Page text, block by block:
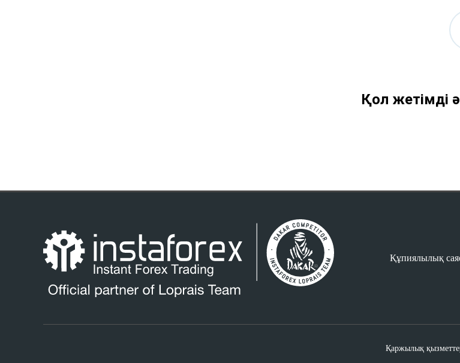
Қол жетімді
Құпиялылық
Қаржылық